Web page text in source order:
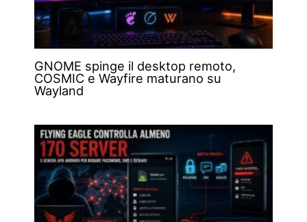
GNOME spinge il desktop remoto,
COSMIC e Wayfire maturano su
Wayland